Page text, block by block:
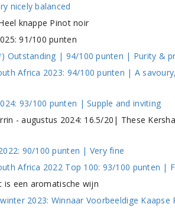
nicely balanced
knappe Pinot noir
91/100 punten
Outstanding | 94/100 punten | Purity &
Africa 2023: 94/100 punten | A
93/100 punten | Supple and inviting
- augustus 2024: 16.5/20| These
90/100 punten | Very fine
Africa 2022 Top 100: 93/100 punten |
is een aromatische wijn
2023: Winnaar Voorbeeldige